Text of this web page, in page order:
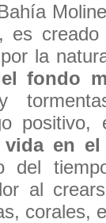
es
la
fondo
vida en el
del
al
corales,